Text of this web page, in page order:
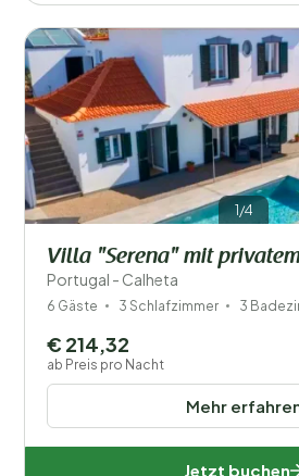
1/4
Villa "Serena" mit
Portugal - Calheta
6 Gäste 3 Schlafzimmer 3
Mehr
€ 214,32
ab Preis pro Nacht
Jetzt buchen